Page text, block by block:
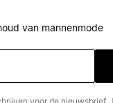
van mannenmode